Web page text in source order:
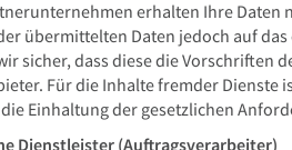
erhalten Ihre
übermittelten Daten jedoch auf
sicher, dass diese die Vorschriften
Für die Inhalte fremder
Einhaltung der gesetzlichen
Dienstleister (Auftragsverarbeiter)